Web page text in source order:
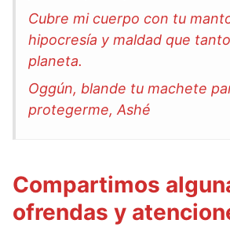
Cubre mi cuerpo con tu
hipocresía y maldad que
planeta.
Oggún, blande tu machete
protegerme, Ashé
Compartimos
ofrendas y